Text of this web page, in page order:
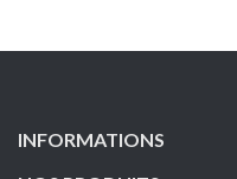
INFORMATIONS